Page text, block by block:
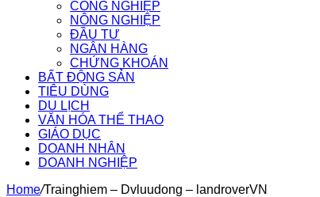
CÔNG NGHIỆP
NÔNG NGHIỆP
ĐẦU TƯ
NGÂN HÀNG
CHỨNG KHOÁN
BẤT ĐỘNG SẢN
TIÊU DÙNG
DU LỊCH
VĂN HÓA THỂ THAO
GIÁO DỤC
DOANH NHÂN
DOANH NGHIỆP
Home/Trainghiem – Dvluudong – landroverVN